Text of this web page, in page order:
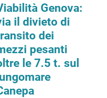
Genova:
il divieto di
dei
pesanti
le 7.5 t. sul